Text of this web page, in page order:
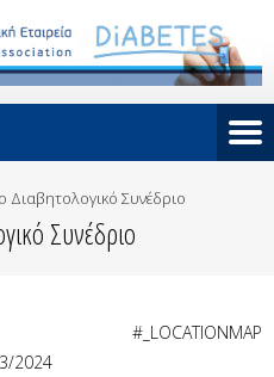
Διαβητολογικό Συνέδριο
Συνέδριο
#_LOCATIONMAP
2024